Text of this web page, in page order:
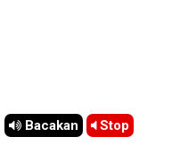
Bacakan Stop